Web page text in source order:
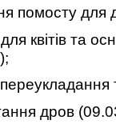
помосту для
квітів та
дров